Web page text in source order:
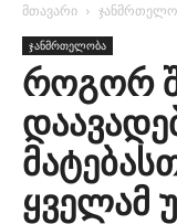
მთავარი
ჯანმრთელობა
როგორ
ყველამ